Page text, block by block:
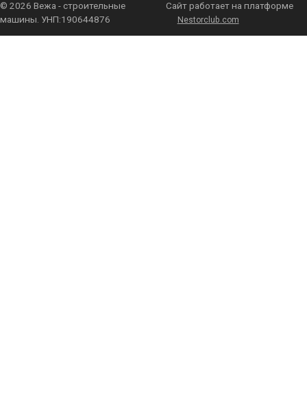
© 2026 Вежа - строительные
машины. УНП:190644876
Сайт работает на платформе
Nestorclub.com